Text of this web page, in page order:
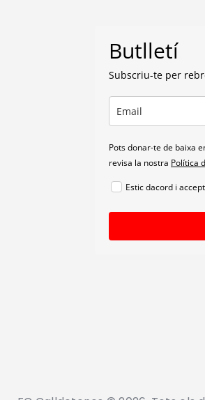
Butlletí
Subscriu-te per
Pots donar-te de baixa
revisa la nostra Política
Estic dacord i